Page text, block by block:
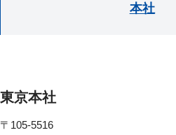
本社
東京本社
〒105-5516